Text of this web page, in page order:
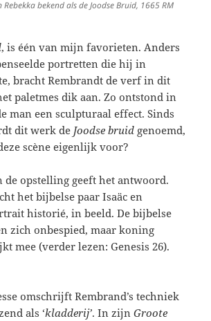
Rebekka bekend als de Joodse Bruid, 1665 RM
, is één van mijn favorieten. Anders
portretten die hij in
bracht Rembrandt de verf in dit
paletmes dik aan. Zo ontstond in
man een sculpturaal effect. Sinds
dit werk de Joodse bruid genoemd,
scène eigenlijk voor?
de opstelling geeft het antwoord.
het bijbelse paar Isaäc en
historié, in beeld. De bijbelse
zich onbespied, maar koning
mee (verder lezen: Genesis 26).
omschrijft Rembrand’s techniek
als ‘kladderij’. In zijnGroote